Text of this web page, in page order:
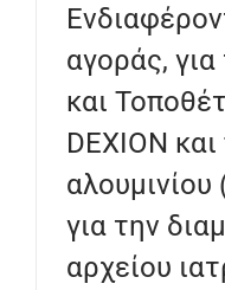
αγοράς,
και
DEXION
για την
αρχείου